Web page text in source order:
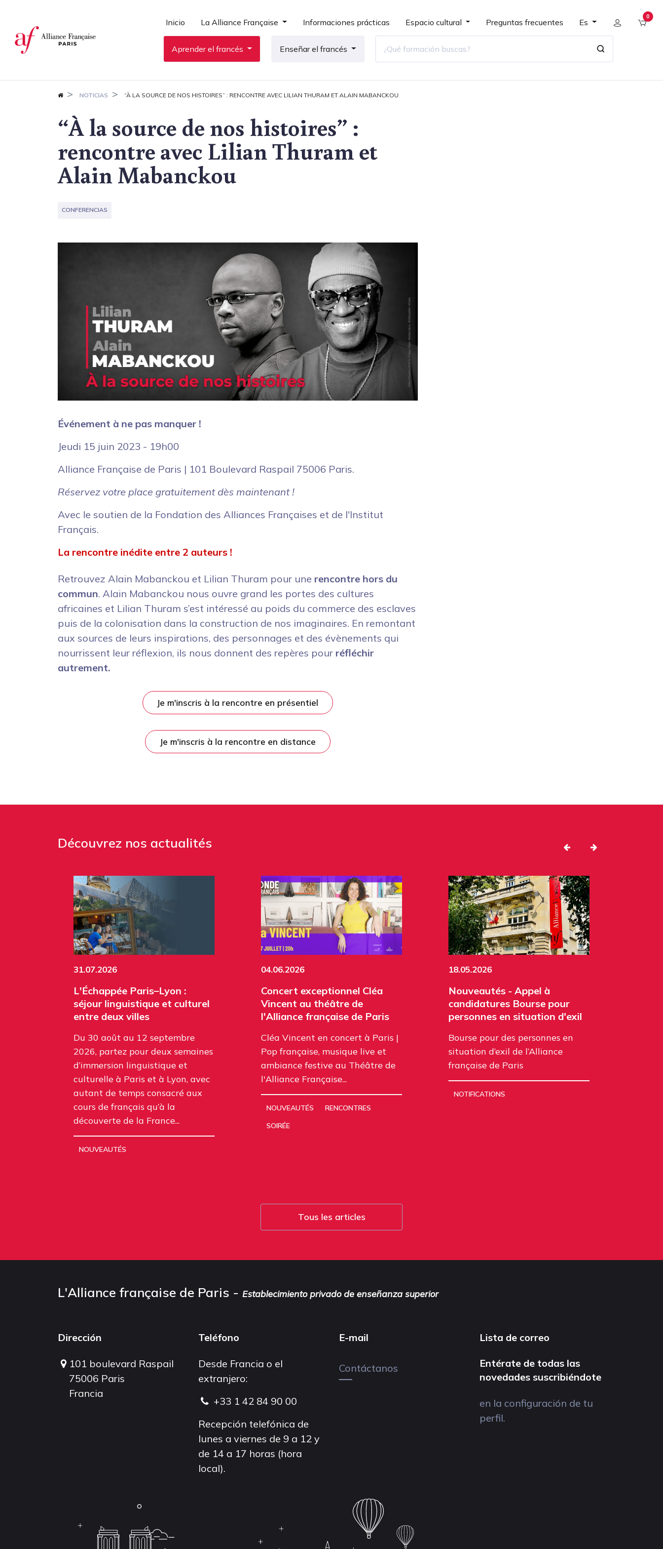
Inicio La Alliance Française Informaciones prácticas Espacio cultural Preguntas frecuentes Es
0
Aprender el francés Enseñar el francés
NOTICIAS “À LA SOURCE DE NOS HISTOIRES” : RENCONTRE AVEC LILIAN THURAM ET ALAIN MABANCKOU
“À la source de nos histoires” :
rencontre avec Lilian Thuram et
Alain Mabanckou
CONFERENCIAS
Événement à ne pas manquer !
Jeudi 15 juin 2023 - 19h00
Alliance Française de Paris | 101 Boulevard Raspail 75006 Paris.
Réservez votre place gratuitement dès maintenant !
Avec le soutien de la Fondation des Alliances Françaises et de l'Institut
Français.
La rencontre inédite entre 2 auteurs !
Retrouvez Alain Mabanckou et Lilian Thuram pour une rencontre hors du
commun. Alain Mabanckou nous ouvre grand les portes des cultures
africaines et Lilian Thuram s’est intéressé au poids du commerce des esclaves
puis de la colonisation dans la construction de nos imaginaires. En remontant
aux sources de leurs inspirations, des personnages et des évènements qui
nourrissent leur réflexion, ils nous donnent des repères pour réfléchir
autrement.
Je m'inscris à la rencontre en présentiel
Je m'inscris à la rencontre en distance
Découvrez nos actualités
31.07.2026
L'Échappée Paris–Lyon :
séjour linguistique et culturel
entre deux villes
Du 30 août au 12 septembre
2026, partez pour deux semaines
d’immersion linguistique et
culturelle à Paris et à Lyon, avec
autant de temps consacré aux
cours de français qu’à la
découverte de la France...
NOUVEAUTÉS
04.06.2026
Concert exceptionnel Cléa
Vincent au théâtre de
l'Alliance française de Paris
Cléa Vincent en concert à Paris |
Pop française, musique live et
ambiance festive au Théâtre de
l'Alliance Française...
NOUVEAUTÉS
RENCONTRES
SOIRÉE
18.05.2026
Nouveautés - Appel à
candidatures Bourse pour
personnes en situation d'exil
Bourse pour des personnes en
situation d’exil de l’Alliance
française de Paris
NOTIFICATIONS
Tous les articles
L'Alliance française de Paris - Establecimiento privado de enseñanza superior
Dirección
101 boulevard Raspail
75006 Paris
Francia
Teléfono
Desde Francia o el
extranjero:
+33 1 42 84 90 00
Recepción telefónica de
lunes a viernes de 9 a 12 y
de 14 a 17 horas (hora
local).
E-mail
Contáctanos
Lista de correo
Entérate de todas las
novedades suscribiéndote
en la configuración de tu
perfil.